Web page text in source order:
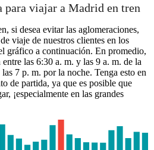
para viajar a Madrid en tren
si desea evitar las aglomeraciones,
viaje de nuestros clientes en los
gráfico a continuación. En promedio,
las 6:30 a. m. y las 9 a. m. de la
7 p. m. por la noche. Tenga esto en
de partida, ya que es posible que
¡especialmente en las grandes